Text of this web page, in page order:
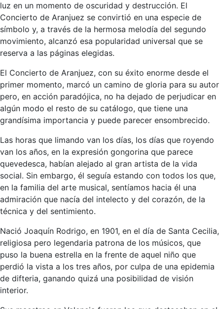
luz en un momento de oscuridad y destrucción. El
Concierto de Aranjuez se convirtió en una especie de
símbolo y, a través de la hermosa melodía del segundo
movimiento, alcanzó esa popularidad universal que se
reserva a las páginas elegidas.
El Concierto de Aranjuez, con su éxito enorme desde el
primer momento, marcó un camino de gloria para su autor
pero, en acción paradójica, no ha dejado de perjudicar en
algún modo el resto de su catálogo, que tiene una
grandísima importancia y puede parecer ensombrecido.
Las horas que limando van los días, los días que royendo
van los años, en la expresión gongorina que parece
quevedesca, habían alejado al gran artista de la vida
social. Sin embargo, él seguía estando con todos los que,
en la familia del arte musical, sentíamos hacia él una
admiración que nacía del intelecto y del corazón, de la
técnica y del sentimiento.
Nació Joaquín Rodrigo, en 1901, en el día de Santa Cecilia,
religiosa pero legendaria patrona de los músicos, que
puso la buena estrella en la frente de aquel niño que
perdió la vista a los tres años, por culpa de una epidemia
de difteria, ganando quizá una posibilidad de visión
interior.